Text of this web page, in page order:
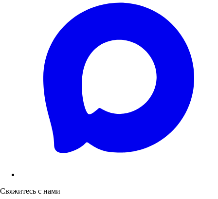
Свяжитесь с нами